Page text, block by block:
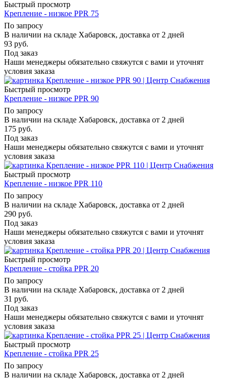
Быстрый просмотр
Крепление - низкое PPR 75
По запросу
В наличии на складе Хабаровск, доставка от 2 дней
93 руб.
Под заказ
Наши менеджеры обязательно свяжутся с вами и уточнят
условия заказа
Быстрый просмотр
Крепление - низкое PPR 90
По запросу
В наличии на складе Хабаровск, доставка от 2 дней
175 руб.
Под заказ
Наши менеджеры обязательно свяжутся с вами и уточнят
условия заказа
Быстрый просмотр
Крепление - низкое PPR 110
По запросу
В наличии на складе Хабаровск, доставка от 2 дней
290 руб.
Под заказ
Наши менеджеры обязательно свяжутся с вами и уточнят
условия заказа
Быстрый просмотр
Крепление - стойка PPR 20
По запросу
В наличии на складе Хабаровск, доставка от 2 дней
31 руб.
Под заказ
Наши менеджеры обязательно свяжутся с вами и уточнят
условия заказа
Быстрый просмотр
Крепление - стойка PPR 25
По запросу
В наличии на складе Хабаровск, доставка от 2 дней